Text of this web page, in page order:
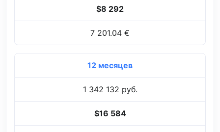
$8 292
7 201.04 €
12 месяцев
1 342 132 руб.
$16 584